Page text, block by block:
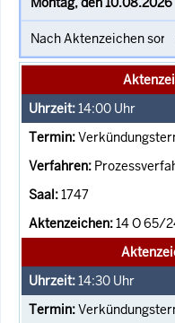
14:00 Uhr
1747
14 O 65/
14:30 Uhr